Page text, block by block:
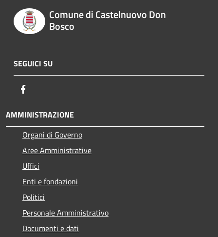
Comune di Castelnuovo Don
Bosco
SEGUICI SU
AMMINISTRAZIONE
Organi di Governo
Aree Amministrative
Uffici
Enti e fondazioni
Politici
Personale Amministrativo
Documenti e dati